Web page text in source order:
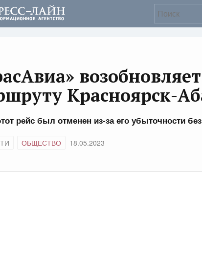
Красноярск-
рейс был отменен из-за его убыточности
ОБЩЕСТВО 18.05.2023